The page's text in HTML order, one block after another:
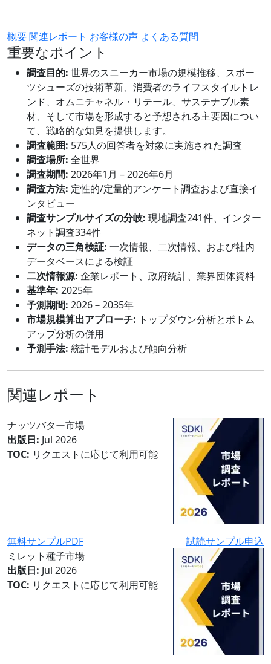
概要関連レポート お客様の声 よくある質問
重要なポイント
調査目的: 世界のスニーカー市場の規模推移、スポー
ツシューズの技術革新、消費者のライフスタイルトレ
ンド、オムニチャネル・リテール、サステナブル素
材、そして市場を形成すると予想される主要因につい
て、戦略的な知見を提供します。
調査範囲: 575人の回答者を対象に実施された調査
調査場所: 全世界
調査期間: 2026年1月 – 2026年6月
調査方法: 定性的/定量的アンケート調査および直接イ
ンタビュー
調査サンプルサイズの分岐: 現地調査241件、インター
ネット調査334件
データの三角検証: 一次情報、二次情報、および社内
データベースによる検証
二次情報源: 企業レポート、政府統計、業界団体資料
基準年: 2025年
予測期間: 2026－2035年
市場規模算出アプローチ: トップダウン分析とボトム
アップ分析の併用
予測手法: 統計モデルおよび傾向分析
関連レポート
ナッツバター市場
出版日: Jul 2026
TOC: リクエストに応じて利用可能
無料サンプルPDF
試読サンプル申込
ミレット種子市場
出版日: Jul 2026
TOC: リクエストに応じて利用可能